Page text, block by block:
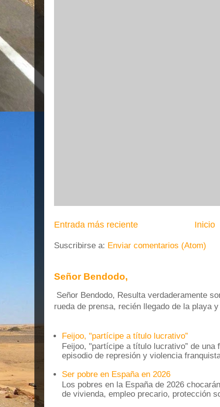
Entrada más reciente Inicio
Suscribirse a: Enviar comentarios (Atom)
Señor Bendodo,
Señor Bendodo, Resulta verdaderamente
rueda de prensa, recién llegado de la playa
Feijoo, "partícipe a título lucrativo”
Feijoo, "partícipe a título lucrativo” de una
episodio de represión y violencia
Ser pobre en España en 2026
Los pobres en la España de 2026
de vivienda, empleo precario, protección